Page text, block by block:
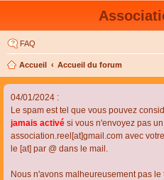
FAQ
Accueil Accueil du forum
04/01/2024 :
Le spam est tel que vous pouvez
jamais activé si vous n'envoyez pas
association.reel[at]gmail.com avec votre
le [at] par @ dans le mail.
Nous n'avons malheureusement pas